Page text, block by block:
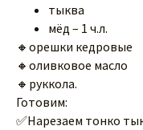
тыква
мёд – 1 ч.л.
🔸орешки кедровые
🔸оливковое масло
🔸руккола.
Готовим:
✅Нарезаем тонко